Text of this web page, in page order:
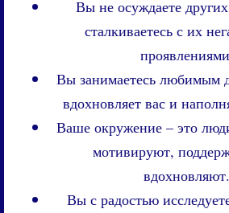
Вы не осуждаете
сталкиваетесь с их
Вы занимаетесь любимым
вдохновляет вас и
Ваше окружение – это
мотивируют,
вдохновляют.
Вы с радостью